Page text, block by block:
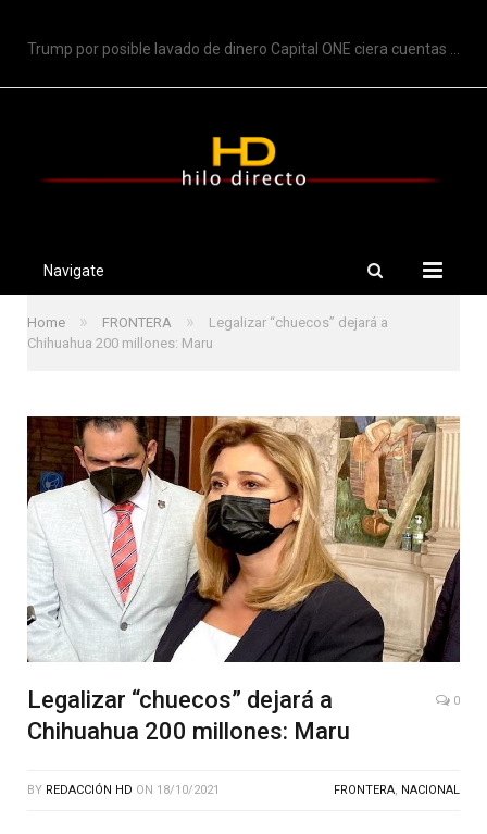
Trump por posible lavado de dinero Capital ONE ciera cuentas de Trump
Navigate
Home » FRONTERA »
Legalizar “chuecos” dejará a
Chihuahua 200 millones: Maru
Legalizar “chuecos” dejará a
Chihuahua 200 millones: Maru
0
BY REDACCIÓN HD ON 18/10/2021 FRONTERA, NACIONAL